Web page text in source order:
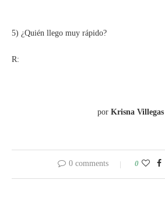
5) ¿Quién llego muy rápido?
R:
por Krisna Villegas
0 comments 0